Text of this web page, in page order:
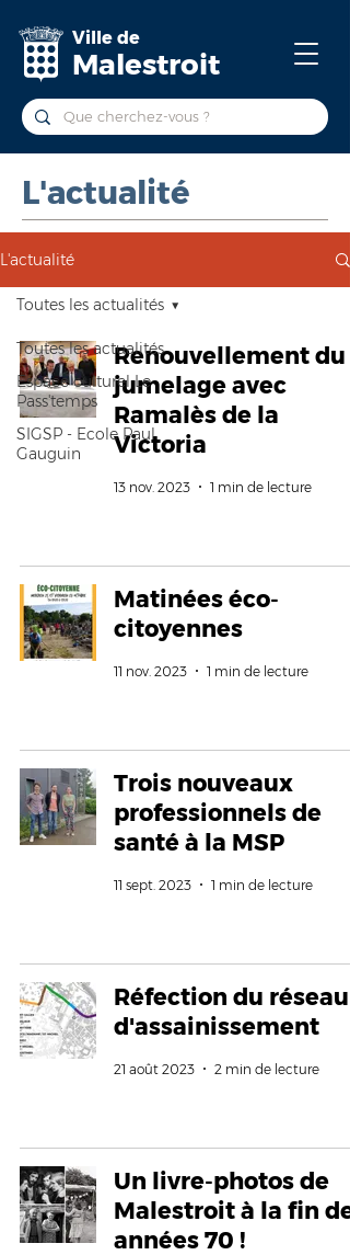
Ville de
Malestroit
L'actualité
L'actualité
Toutes les actualités
Espace culturel Le
Pass'temps
SIGSP - Ecole Paul
Gauguin
Toutes les actualités
Renouvellement du
jumelage avec
Ramalès de la
Victoria
13 nov. 2023 1 min de lecture
Matinées éco-
citoyennes
11 nov. 2023 1 min de lecture
Trois nouveaux
professionnels de
santé à la MSP
11 sept. 2023 1 min de lecture
Réfection du réseau
d'assainissement
21 août 2023 2 min de lecture
Un livre-photos de
Malestroit à la fin
années 70 !